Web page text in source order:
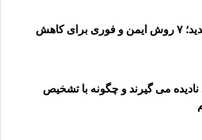
درمان خانگی عفونت واژینال شدید؛ ۷ روش ایمن و فوری برای کاهش
نادیده می گیرند و چگونه با تشخیص